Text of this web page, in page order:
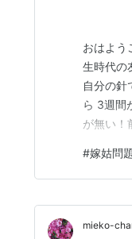
おはよう
生時代の
自分の針
ら 3週間
が無い！
日の気づ
係が回復
#嫁姑問
mieko-